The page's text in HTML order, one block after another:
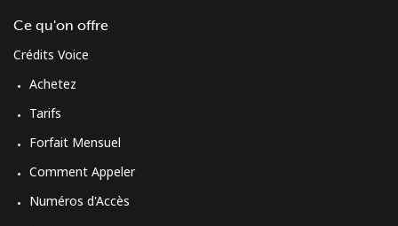
Ce qu'on offre
Crédits Voice
Achetez
Tarifs
Forfait Mensuel
Comment Appeler
Numéros d'Accès